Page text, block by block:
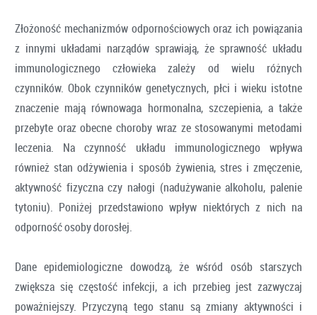
Złożoność mechanizmów odpornościowych oraz ich powiązania
z innymi układami narządów sprawiają, że sprawność układu
immunologicznego człowieka zależy od wielu różnych
czynników. Obok czynników genetycznych, płci i wieku istotne
znaczenie mają równowaga hormonalna, szczepienia, a także
przebyte oraz obecne choroby wraz ze stosowanymi metodami
leczenia. Na czynność układu immunologicznego wpływa
również stan odżywienia i sposób żywienia, stres i zmęczenie,
aktywność fizyczna czy nałogi (nadużywanie alkoholu, palenie
tytoniu). Poniżej przedstawiono wpływ niektórych z nich na
odporność osoby dorosłej.
Dane epidemiologiczne dowodzą, że wśród osób starszych
zwiększa się częstość infekcji, a ich przebieg jest zazwyczaj
poważniejszy. Przyczyną tego stanu są zmiany aktywności i